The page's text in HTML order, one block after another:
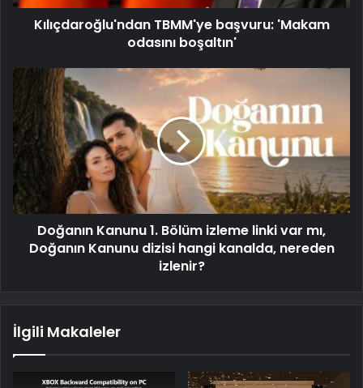
Kılıçdaroğlu'ndan TBMM'ye başvuru: 'Makam
odasını boşaltın'
Doğanın Kanunu 1. Bölüm izleme linki var mı,
Doğanın Kanunu dizisi hangi kanalda, nereden
izlenir?
İlgili Makaleler